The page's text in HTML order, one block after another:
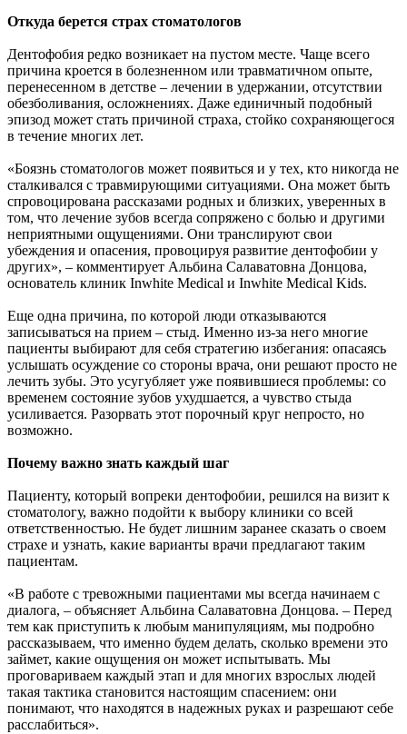
Откуда берется страх стоматологов
Дентофобия редко возникает на пустом месте. Чаще всего
причина кроется в болезненном или травматичном опыте,
перенесенном в детстве – лечении в удержании, отсутствии
обезболивания, осложнениях. Даже единичный подобный
эпизод может стать причиной страха, стойко сохраняющегося
в течение многих лет.
«Боязнь стоматологов может появиться и у тех, кто никогда не
сталкивался с травмирующими ситуациями. Она может быть
спровоцирована рассказами родных и близких, уверенных в
том, что лечение зубов всегда сопряжено с болью и другими
неприятными ощущениями. Они транслируют свои
убеждения и опасения, провоцируя развитие дентофобии у
других», – комментирует Альбина Салаватовна Донцова,
основатель клиник Inwhite Medical и Inwhite Medical Kids.
Еще одна причина, по которой люди отказываются
записываться на прием – стыд. Именно из-за него многие
пациенты выбирают для себя стратегию избегания: опасаясь
услышать осуждение со стороны врача, они решают просто не
лечить зубы. Это усугубляет уже появившиеся проблемы: со
временем состояние зубов ухудшается, а чувство стыда
усиливается. Разорвать этот порочный круг непросто, но
возможно.
Почему важно знать каждый шаг
Пациенту, который вопреки дентофобии, решился на визит к
стоматологу, важно подойти к выбору клиники со всей
ответственностью. Не будет лишним заранее сказать о своем
страхе и узнать, какие варианты врачи предлагают таким
пациентам.
«В работе с тревожными пациентами мы всегда начинаем с
диалога, – объясняет Альбина Салаватовна Донцова. – Перед
тем как приступить к любым манипуляциям, мы подробно
рассказываем, что именно будем делать, сколько времени это
займет, какие ощущения он может испытывать. Мы
проговариваем каждый этап и для многих взрослых людей
такая тактика становится настоящим спасением: они
понимают, что находятся в надежных руках и разрешают себе
расслабиться».